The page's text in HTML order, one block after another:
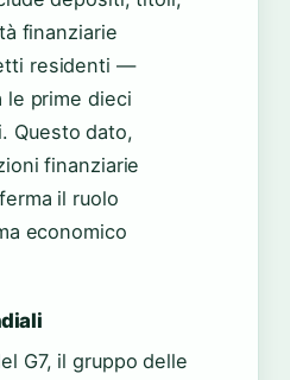
finanziarie
residenti —
le prime dieci
Questo dato,
finanziarie
il ruolo
economico
G7, il gruppo delle